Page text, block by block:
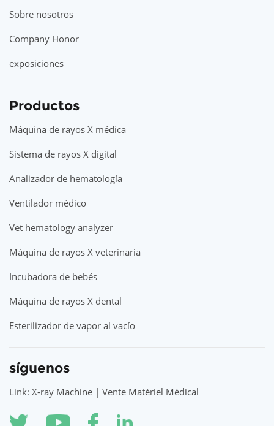
Sobre nosotros
Company Honor
exposiciones
Productos
Máquina de rayos X médica
Sistema de rayos X digital
Analizador de hematología
Ventilador médico
Vet hematology analyzer
Máquina de rayos X veterinaria
Incubadora de bebés
Máquina de rayos X dental
Esterilizador de vapor al vacío
síguenos
Link: X-ray Machine | Vente Matériel Médical